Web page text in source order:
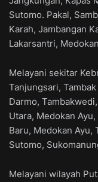
Sutomo. Pakal,
Karah, Jambangan
Lakarsantri,
Melayani sekitar
Tanjungsari,
Darmo,
Utara, Medokan
Baru, Medokan Ayu,
Sutomo,
Melayani wilayah